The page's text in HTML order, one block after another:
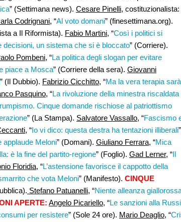
” (Settimana news). Cesare Pinelli, costituzionalista:
Codrignani, “Al voto domani” (finesettimana.org).
a Il Riformista). Fabio Martini, “Così i politici si
decisioni, un sistema che si è bloccato” (Corriere).
Pombeni, “La politica degli slogan per evitare
piace a Mosca” (Corriere della sera). Giovanni
” (Il Dubbio). Fabrizio Cicchitto, “Ma la vera terapia
Pasquino, “La rivoluzione della minestra riscaldata
Cinque domande rischiose al patriottismo
” (La Stampa). Salvatore Vassallo, “Fascismo
, “Io vi dico: questa destra ha tentazioni illiberali”
applaude Meloni” (Domani). Giuliano Ferrara, “Mica
è la fine del partito-regione” (Foglio). Gad Lerner, “Il
Floridia, “L’astensione favorisce il cappotto della
che vota Meloni” (Manifesto). CINQUE
Stefano Patuanelli, “Niente alleanza
APERTE: Angelo Picariello, “Le sanzioni alla
per resistere” (Sole 24 ore). Mario Deaglio, “